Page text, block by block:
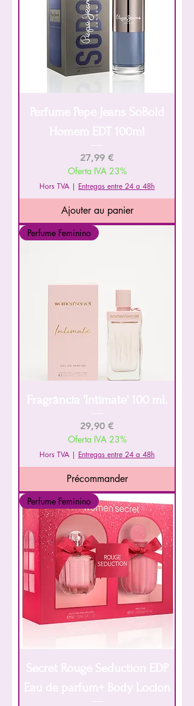
Perfume Pepe Jeans SoBold
Homem EDT 100ml
Prix
27,99 €
Oferta IVA 23%
Hors TVA| Entregas entre 24 a 48h
Ajouter au panier
Perfume Feminino
Fragrância 'Intimate' 100 ml.
Prix
29,90 €
Oferta IVA 23%
Hors TVA| Entregas entre 24 a 48h
Précommander
Perfume Feminino
Secret Rouge Seduction EDP
Eau de parfum+ Body Locion